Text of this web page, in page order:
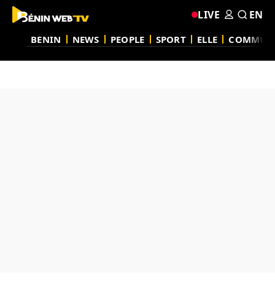
BENIN NEWS PEOPLE SPORT ELLE
LIVE EN